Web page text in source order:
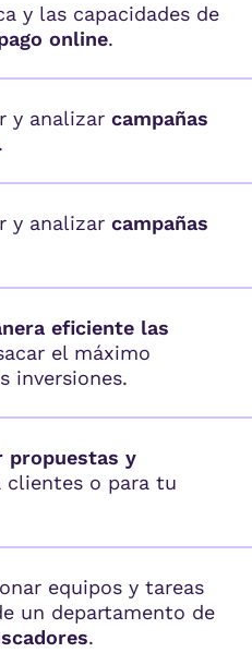
y las capacidades de
online.
y analizar campañas
.
y analizar campañas
eficiente las
el máximo
inversiones.
propuestas y
clientes o para tu
equipos y tareas
un departamento de
.